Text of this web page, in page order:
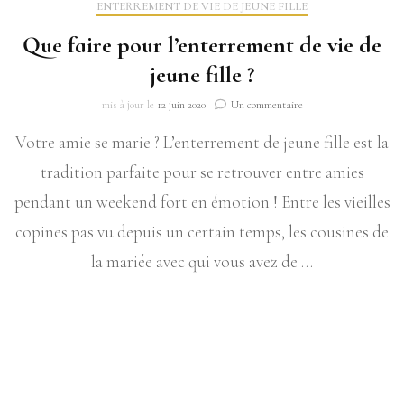
ENTERREMENT DE VIE DE JEUNE FILLE
Que faire pour l’enterrement de vie de
jeune fille ?
mis à jour le 12 juin 2020 Un commentairesur
faire
l’enterrement
vie
de
fille
Votre amie se marie ? L’enterrement de jeune fille est la
tradition parfaite pour se retrouver entre amies
pendant un weekend fort en émotion ! Entre les vieilles
copines pas vu depuis un certain temps, les cousines de
la mariée avec qui vous avez de …